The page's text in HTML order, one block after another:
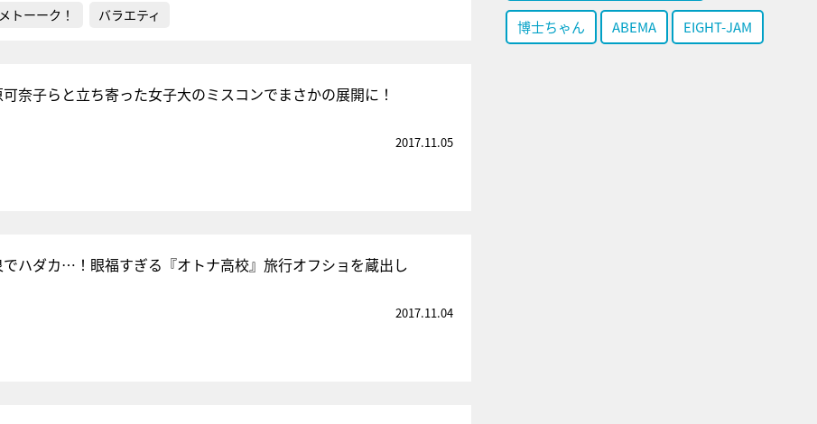
トーーク！ バラエティ
奈子らと立ち寄った女子大のミスコンでまさかの展開に！
2017.11.05
ハダカ…！眼福すぎる『オトナ高校』旅行オフショを蔵出し
2017.11.04
博士ちゃん ABEMA EIGHT-JAM